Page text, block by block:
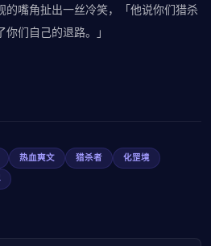
的嘴角扯出一丝冷笑，「他说你们猎杀
们自己的退路。」
热血爽文 猎杀者
化罡境